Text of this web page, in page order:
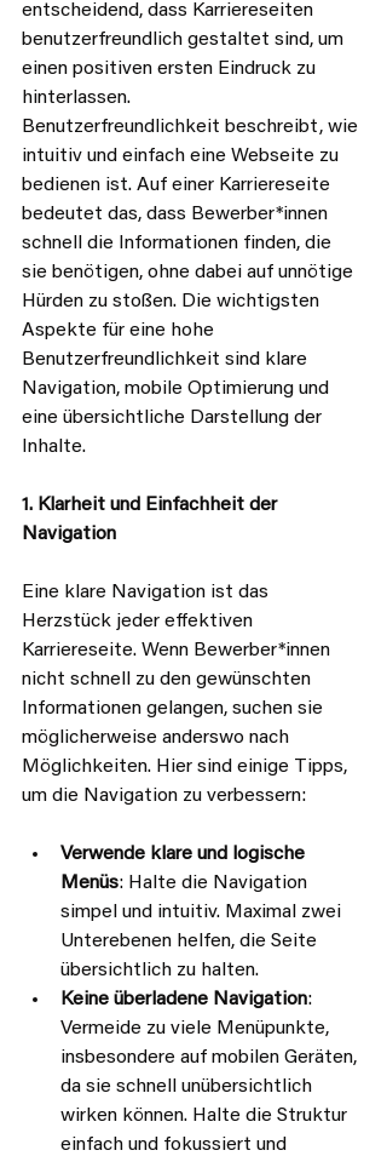
entscheidend, dass Karriereseiten
benutzerfreundlich gestaltet sind, um
einen positiven ersten Eindruck zu
hinterlassen.
Benutzerfreundlichkeit beschreibt, wie
intuitiv und einfach eine Webseite zu
bedienen ist. Auf einer Karriereseite
bedeutet das, dass Bewerber*innen
schnell die Informationen finden, die
sie benötigen, ohne dabei auf unnötige
Hürden zu stoßen. Die wichtigsten
Aspekte für eine hohe
Benutzerfreundlichkeit sind klare
Navigation, mobile Optimierung und
eine übersichtliche Darstellung der
Inhalte.
1. Klarheit und Einfachheit der
Navigation
Eine klare Navigation ist das
Herzstück jeder effektiven
Karriereseite. Wenn Bewerber*innen
nicht schnell zu den gewünschten
Informationen gelangen, suchen sie
möglicherweise anderswo nach
Möglichkeiten. Hier sind einige Tipps,
um die Navigation zu verbessern:
Verwende klare und logische
Menüs: Halte die Navigation
simpel und intuitiv. Maximal zwei
Unterebenen helfen, die Seite
übersichtlich zu halten.
Keine überladene Navigation:
Vermeide zu viele Menüpunkte,
insbesondere auf mobilen Geräten,
da sie schnell unübersichtlich
wirken können. Halte die Struktur
einfach und fokussiert und